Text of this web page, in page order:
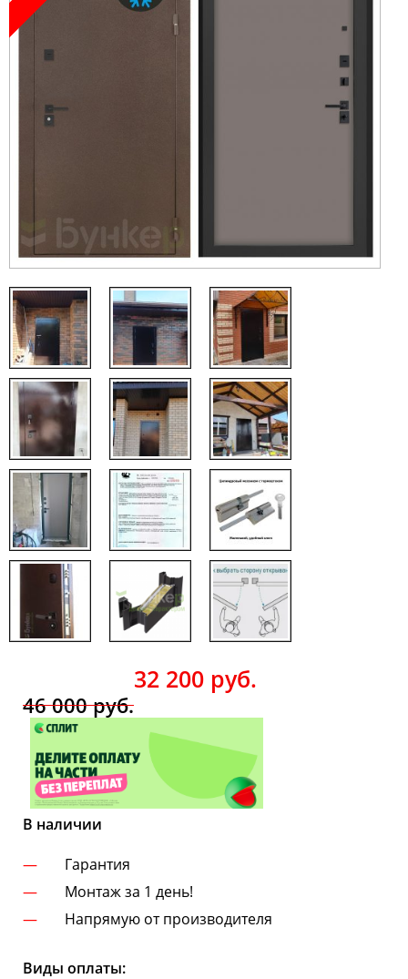
32 200руб.
46 000руб.
В наличии
Гарантия
Монтаж за 1 день!
Напрямую от производителя
Виды оплаты: